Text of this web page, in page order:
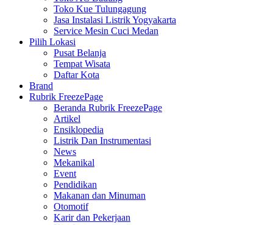
Toko Kue Tulungagung
Jasa Instalasi Listrik Yogyakarta
Service Mesin Cuci Medan
Pilih Lokasi
Pusat Belanja
Tempat Wisata
Daftar Kota
Brand
Rubrik FreezePage
Beranda Rubrik FreezePage
Artikel
Ensiklopedia
Listrik Dan Instrumentasi
News
Mekanikal
Event
Pendidikan
Makanan dan Minuman
Otomotif
Karir dan Pekerjaan